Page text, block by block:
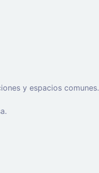
y espacios comunes.